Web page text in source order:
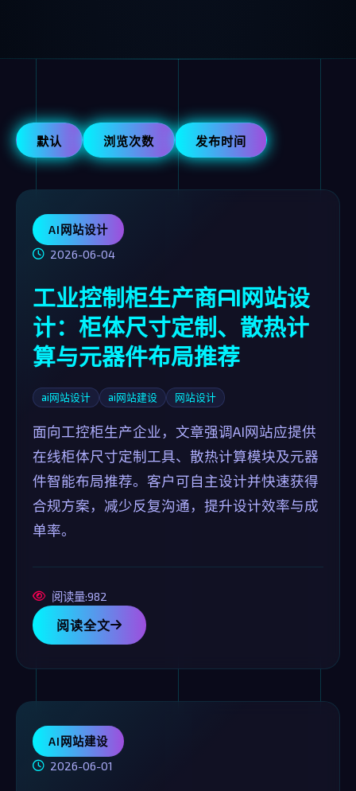
默认 浏览次数 发布时间
AI网站设计
2026-06-04
工业控制柜生产商AI网站设
计：柜体尺寸定制、散热计
算与元器件布局推荐
ai网站设计 ai网站建设 网站设计
面向工控柜生产企业，文章强调AI网站应提供
在线柜体尺寸定制工具、散热计算模块及元器
件智能布局推荐。客户可自主设计并快速获得
合规方案，减少反复沟通，提升设计效率与成
单率。
阅读量:982
阅读全文
AI网站建设
2026-06-01